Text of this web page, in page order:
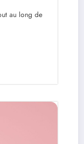
au long de